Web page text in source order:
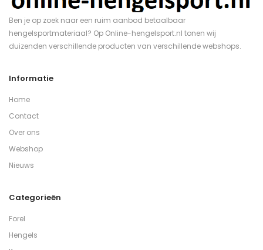
Ben je op zoek naar een ruim aanbod betaalbaar
hengelsportmateriaal? Op Online-hengelsport.nl tonen wij
duizenden verschillende producten van verschillende webshops.
Informatie
Home
Contact
Over ons
Webshop
Nieuws
Categorieën
Forel
Hengels